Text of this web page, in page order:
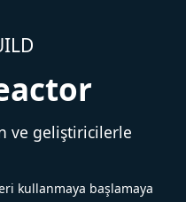
ve geliştiricilerle
kullanmaya başlamaya